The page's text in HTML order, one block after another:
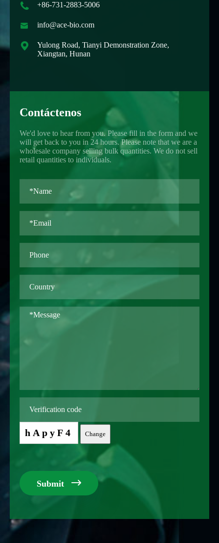
 +86-731-2883-5006
 info@ace-bio.com

Yulong Road, Tianyi Demonstration Zone,
Xiangtan, Hunan
Contáctenos
We'd love to hear from you. Please fill in the form and we
will get back to you in 24 hours. Please note that we are a
wholesale company selling bulk quantities. We do not sell
retail quantities to individuals.
hApyF4 Change
Submit 